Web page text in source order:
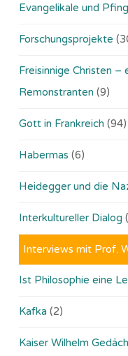
Evangelikale und
Forschungsprojekte
Freisinnige Christen –
Remonstranten (9)
Gott in Frankreich (94)
Habermas (6)
Heidegger und die
Interkultureller Dialog
Interviews mit Prof.
Ist Philosophie eine
Kafka (2)
Kaiser Wilhelm